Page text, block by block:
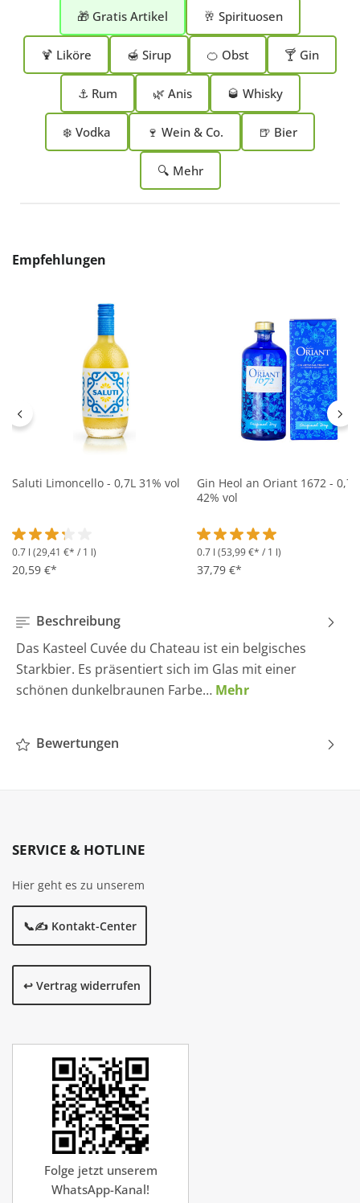
🎁 Gratis Artikel 🥂 Spirituosen
🍹 Liköre 🍯 Sirup 🍊 Obst 🍸 Gin
⚓ Rum 🌿 Anis 🥃 Whisky
❄️ Vodka 🍷 Wein & Co. 🍺 Bier
🔍 Mehr
Produktgalerie überspringen
Empfehlungen
Saluti Limoncello - 0,7L 31% vol
Durchschnittliche Bewertung von 3.2 von 5 Sternen
0.7 l (29,41 €* / 1 l)
20,59 €*
Gin Heol an Oriant 1672 - 0,7L
42% vol
Durchschnittliche
0.7 l (53,99 €* / 1 l)
37,79 €*
Beschreibung
Das Kasteel Cuvée du Chateau ist ein belgisches
Starkbier. Es präsentiert sich im Glas mit einer
schönen dunkelbraunen Farbe… Mehr
Bewertungen
SERVICE & HOTLINE
Hier geht es zu unserem
📞✍️ Kontakt-Center
↩️ Vertrag widerrufen
Folge jetzt unserem
WhatsApp-Kanal!